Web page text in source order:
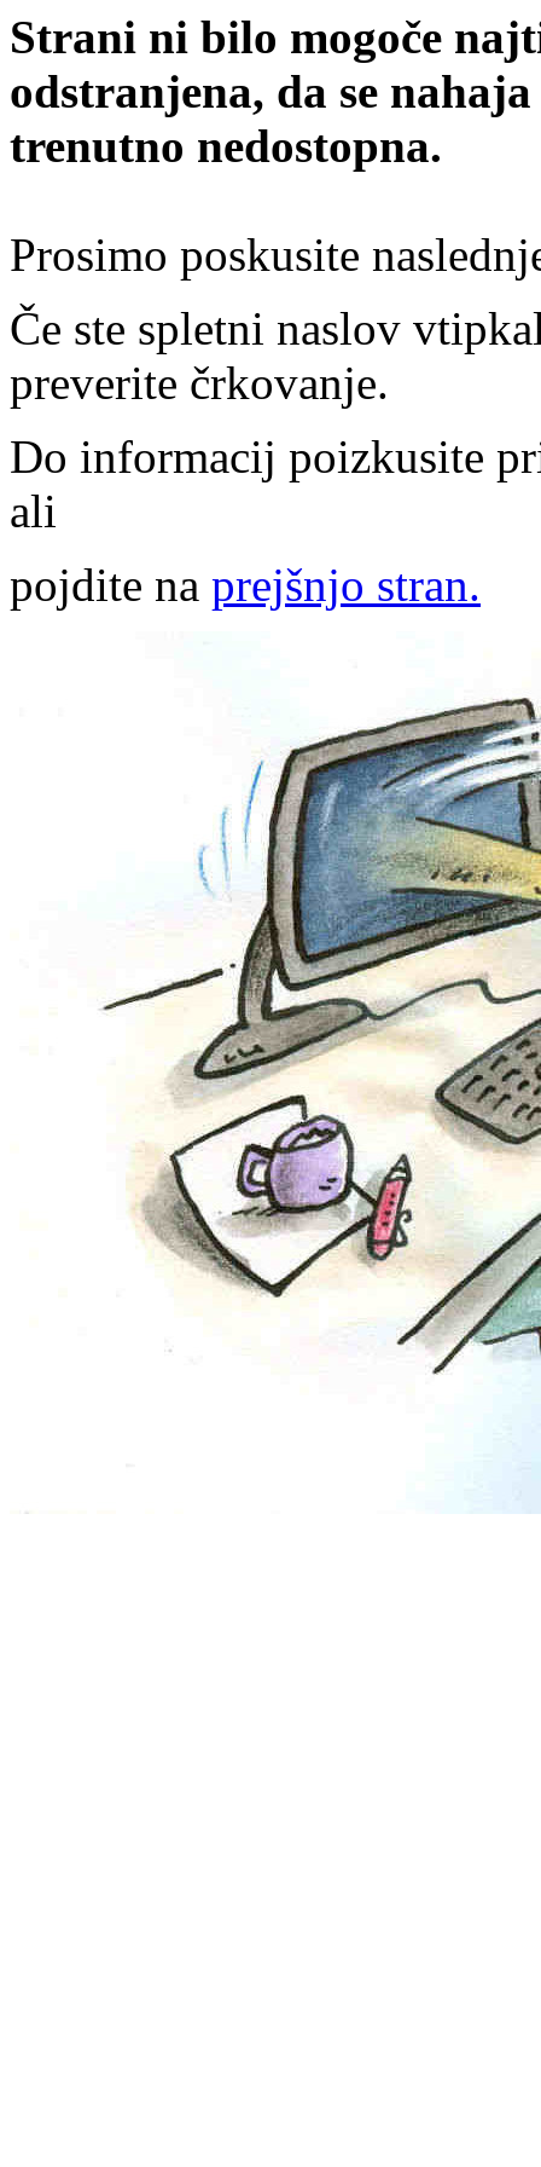
Strani ni bilo mogoče
odstranjena, da se
trenutno nedostopna.
Prosimo poskusite
Če ste spletni naslov
preverite črkovanje.
Do informacij poizkusite
ali
pojdite na prejšnjo stran.